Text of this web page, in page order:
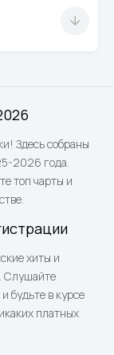
Здесь собраны
2026 года.
топ чарты и
хиты и
Слушайте
будьте в курсе
платных